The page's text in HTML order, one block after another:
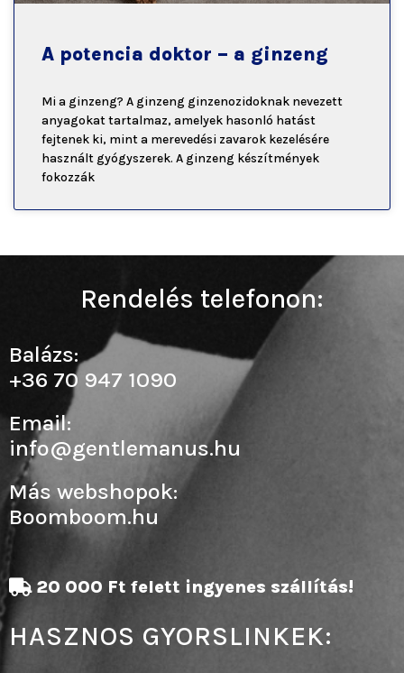
A potencia doktor – a ginzeng
Mi a ginzeng? A ginzeng ginzenozidoknak nevezett
anyagokat tartalmaz, amelyek hasonló hatást
fejtenek ki, mint a merevedési zavarok kezelésére
használt gyógyszerek. A ginzeng készítmények
fokozzák
20 000 Ft felett ingyenes szállítás!
HASZNOS GYORSLINKEK:
Rendelés telefonon:
Balázs:
+36 70 947 1090
Email:
info@gentlemanus.hu
Más webshopok:
Boomboom.hu